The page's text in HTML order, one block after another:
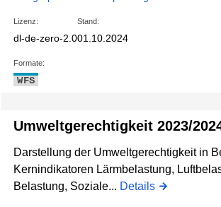
Lizenz:
dl-de-zero-2.0
Stand:
01.10.2024
Formate:
WFS
Umweltgerechtigkeit 2023/
Darstellung der Umweltgerechtigkeit in
Kernindikatoren Lärmbelastung,
Belastung, Soziale... Details